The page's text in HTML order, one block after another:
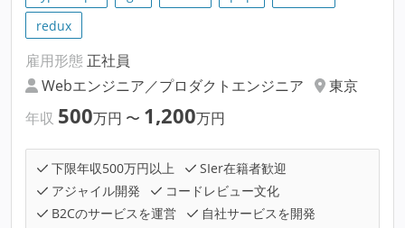
redux
雇用形態 正社員
Webエンジニア／プロダクトエンジニア
東京
年収 500万円 〜 1,200万円
下限年収500万円以上
SIer在籍者歓迎
アジャイル開発
コードレビュー文化
B2Cのサービスを運営
自社サービスを開発